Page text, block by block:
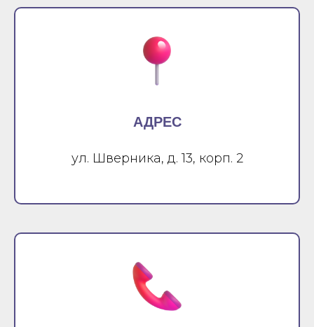
АДРЕС
ул. Шверника, д. 13, корп. 2